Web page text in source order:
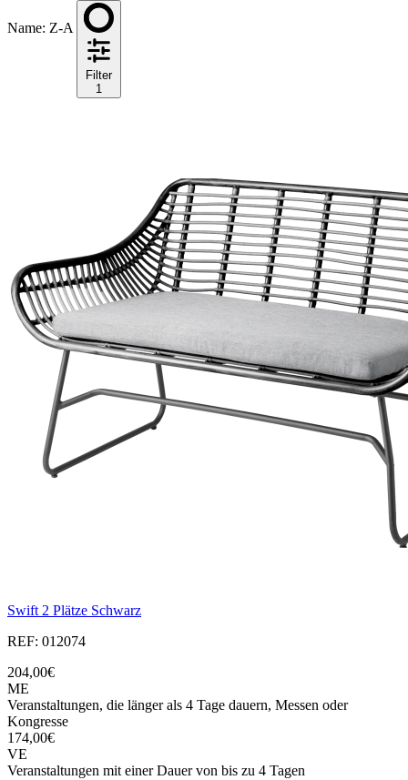
Name: Z-A
Filter
1
Swift 2 Plätze Schwarz
REF: 012074
204,00€
ME
Veranstaltungen, die länger als 4 Tage dauern, Messen oder
Kongresse
174,00€
VE
Veranstaltungen mit einer Dauer von bis zu 4 Tagen